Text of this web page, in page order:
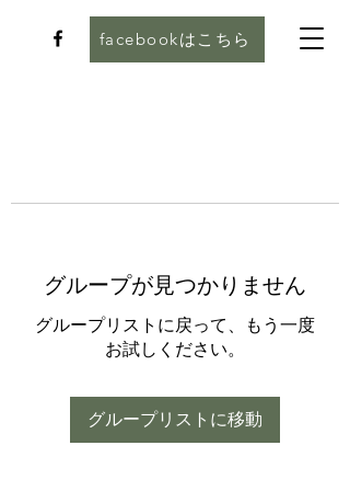
facebookはこちら
グループが見つかりません
グループリストに戻って、もう一度
お試しください。
グループリストに移動